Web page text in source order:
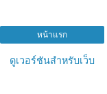
หน้าแรก
ดูเวอร์ชันสำหรับเว็บ